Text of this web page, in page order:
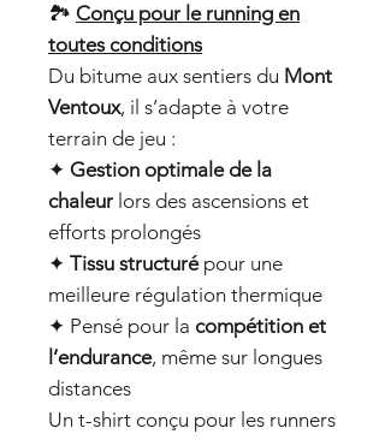
🏞️ Conçu pour le running en
toutes conditions
Du bitume aux sentiers du Mont
Ventoux, il s’adapte à votre
terrain de jeu :
✦ Gestion optimale de la
chaleur lors des ascensions et
efforts prolongés
✦ Tissu structurépour une
meilleure régulation thermique
✦ Pensé pour la compétition et
l’endurance, même sur longues
distances
Un t-shirt conçu pour les runners